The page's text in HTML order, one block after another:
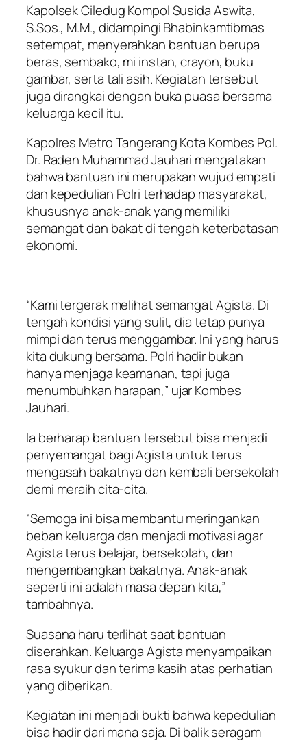
Kapolsek Ciledug Kompol Susida Aswita,
S.Sos., M.M., didampingi Bhabinkamtibmas
setempat, menyerahkan bantuan berupa
beras, sembako, mi instan, crayon, buku
gambar, serta tali asih. Kegiatan tersebut
juga dirangkai dengan buka puasa bersama
keluarga kecil itu.
Kapolres Metro Tangerang Kota Kombes Pol.
Dr. Raden Muhammad Jauhari mengatakan
bahwa bantuan ini merupakan wujud empati
dan kepedulian Polri terhadap masyarakat,
khususnya anak-anak yang memiliki
semangat dan bakat di tengah keterbatasan
ekonomi.
“Kami tergerak melihat semangat Agista. Di
tengah kondisi yang sulit, dia tetap punya
mimpi dan terus menggambar. Ini yang harus
kita dukung bersama. Polri hadir bukan
hanya menjaga keamanan, tapi juga
menumbuhkan harapan,” ujar Kombes
Jauhari.
Ia berharap bantuan tersebut bisa menjadi
penyemangat bagi Agista untuk terus
mengasah bakatnya dan kembali bersekolah
demi meraih cita-cita.
“Semoga ini bisa membantu meringankan
beban keluarga dan menjadi motivasi agar
Agista terus belajar, bersekolah, dan
mengembangkan bakatnya. Anak-anak
seperti ini adalah masa depan kita,”
tambahnya.
Suasana haru terlihat saat bantuan
diserahkan. Keluarga Agista menyampaikan
rasa syukur dan terima kasih atas perhatian
yang diberikan.
Kegiatan ini menjadi bukti bahwa kepedulian
bisa hadir dari mana saja. Di balik seragam